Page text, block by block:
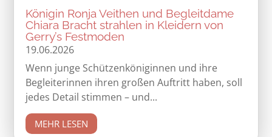
Königin Ronja Veithen und Begleitdame
Chiara Bracht strahlen in Kleidern von
Gerry’s Festmoden
19.06.2026
Wenn junge Schützenköniginnen und ihre
Begleiterinnen ihren großen Auftritt haben, soll
jedes Detail stimmen – und...
MEHR LESEN